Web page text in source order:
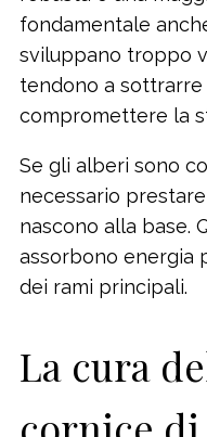
fondamentale
sviluppano troppo
tendono a
compromettere la
Se gli alberi sono
necessario
nascono alla base.
assorbono energia
dei rami principali.
La cura